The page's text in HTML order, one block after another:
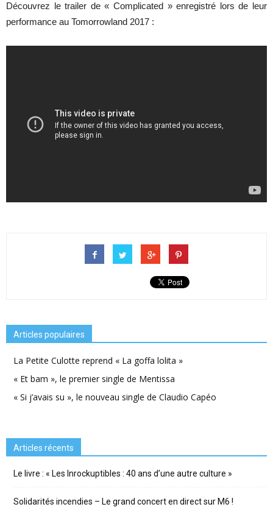
Découvrez le trailer de « Complicated » enregistré lors de leur
performance au Tomorrowland 2017 :
Articles populaires
La Petite Culotte reprend « La goffa lolita »
« Et bam », le premier single de Mentissa
« Si j’avais su », le nouveau single de Claudio Capéo
Articles récents
Le livre : « Les Inrockuptibles : 40 ans d’une autre culture »
Solidarités incendies – Le grand concert en direct sur M6 !